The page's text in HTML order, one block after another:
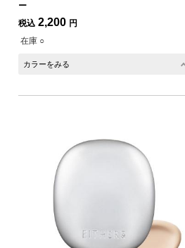
ー
税込 2,200 円
在庫 ○
カラーをみる